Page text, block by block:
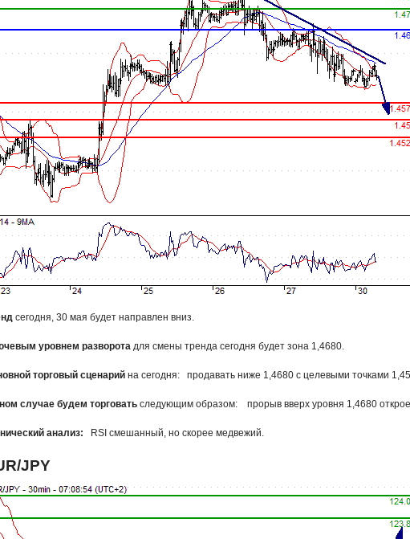
сегодня, 30 мая будет направлен вниз.
уровнем разворота для смены тренда сегодня будет зона 1,4680.
торговый сценарий на сегодня: продавать ниже 1,4680 с целевыми точками
случае будем торговать следующим образом: прорыв вверх уровня 1,4680
анализ: RSI смешанный, но скорее медвежий.
JPY